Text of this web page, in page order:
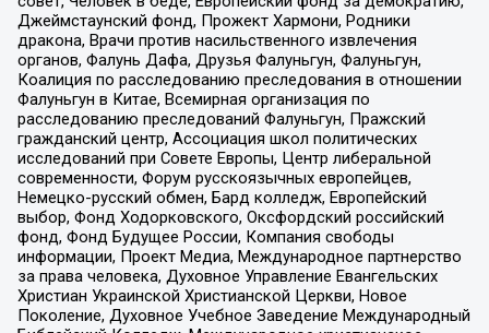
Джеймстаунский фонд, Прожект Хармони, Родники
дракона, Врачи против насильственного извлечения
органов, Фалунь Дафа, Друзья Фалуньгун, Фалуньгун,
Коалиция по расследованию преследования в отношении
Фалуньгун в Китае, Всемирная организация по
расследованию преследований Фалуньгун, Пражский
гражданский центр, Ассоциация школ политических
исследований при Совете Европы, Центр либеральной
современности, Форум русскоязычных европейцев,
Немецко-русский обмен, Бард колледж, Европейский
выбор, Фонд Ходорковского, Оксфордский российский
фонд, Фонд Будущее России, Компания свободы
информации, Проект Медиа, Международное партнерство
за права человека, Духовное Управление Евангельских
Христиан Украинской Христианской Церкви, Новое
Поколение, Духовное Учебное Заведение Международный